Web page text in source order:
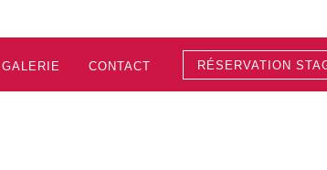
GALERIE CONTACT RÉSERVATION